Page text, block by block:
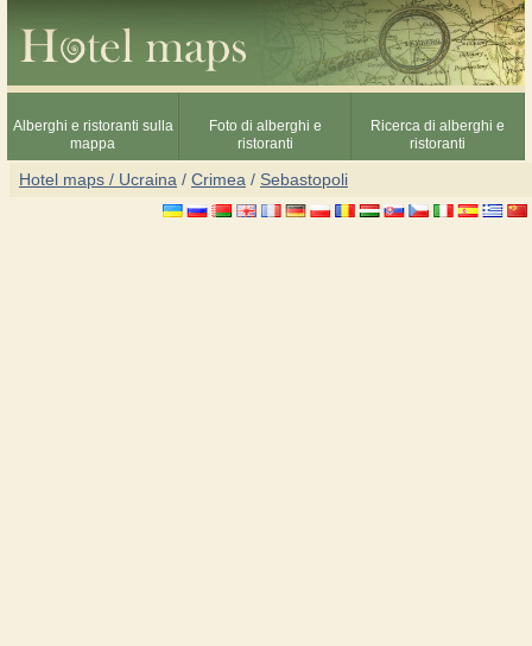
Alberghi e ristoranti sulla
mappa
Foto di alberghi e
ristoranti
Ricerca di alberghi e
ristoranti
Hotel maps / Ucraina / Crimea / Sebastopoli